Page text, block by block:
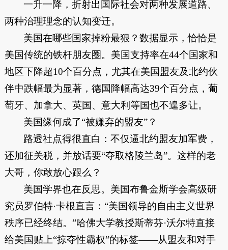
一升一降，折射出国际社会对两种发展道路、
两种治理理念的认知变迁。
美国在哪些国家掉粉最狠？数据显示，恰恰是
美国传统的铁杆朋友圈。美国支持率在44个国家和
地区下降超10个百分点，尤其在美国盟友及北约伙
伴中跌幅最为显著，德国降幅高达39个百分点，葡
萄牙、加拿大、英国、意大利等国也不遑多让。
美国缘何成了“被嫌弃的盟友”？
路透社点得很直白：不仅逼北约盟友加军费，
还加征关税，并放话要“夺取格陵兰岛”。这样的老
大哥，你敢放心跟么？
美国学界也在反思。美国布鲁金斯学会高级研
究员罗伯特·卡根直言：“美国领导的自由主义世界
秩序已经终结。”哈佛大学教授斯蒂芬·沃尔特直接
给美国贴上“掠夺性霸权”的标签——从盟友和对手